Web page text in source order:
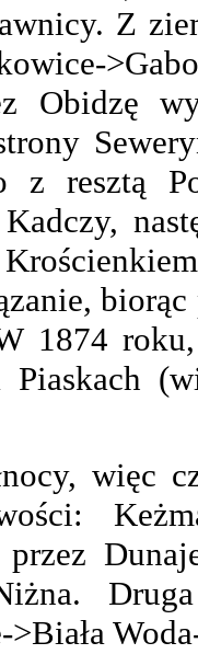
Z
Obidzę
z resztą
1874
Piaskach
więc
>Biała